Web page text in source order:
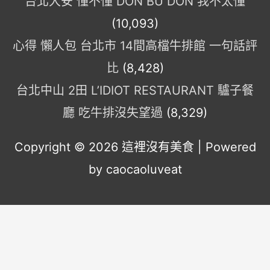
(10,093)
心得 懶人包 台北市 14間高檔牛排館 一句話評
比 (8,428)
台北中山 2田 L’IDIOT RESTAURANT 驢子餐
廳 吃牛排沒失望過 (8,329)
Copyright © 2026 這裡沒有美食 | Powered
by caocaoluveat